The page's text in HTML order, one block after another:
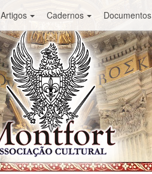
Artigos Cadernos Documentos